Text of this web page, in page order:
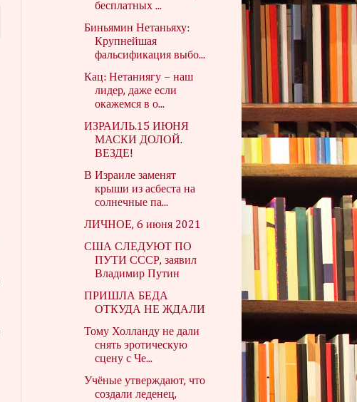
бесплатных ...
Биньямин Нетаньяху:
Крупнейшая
фальсификация выбо...
Кац: Нетаниягу – наш
лидер, даже если
окажемся в о...
ИЗРАИЛЬ.15 ИЮНЯ
МАСКИ ДОЛОЙ.
ВЕЗДЕ!
В Израиле заменят
крыши из асбеста на
солнечные па...
ЛИЧНОЕ, 6 июня 2021
США СЛЕДУЮТ ПО
ПУТИ СССР, заявил
Владимир Путин
ПРИШЛА БЕДА
ОТКУДА НЕ ЖДАЛИ
Тому Холланду не дали
снять эротическую
сцену с Че...
Учёные утверждают, что
создали леденец,